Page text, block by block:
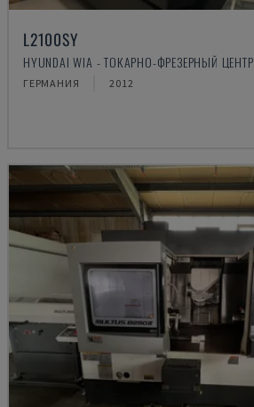
L2100SY
HYUNDAI WIA - ТОКАРНО-ФРЕЗЕРНЫЙ ЦЕНТР
ГЕРМАНИЯ 2012